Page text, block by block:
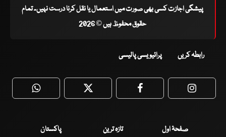
پیشگی اجازت کسی بھی صورت میں استعمال یا نقل کرنا درست نہیں۔ تمام
حقوق محفوظ ہیں © 2026
رابطہ کریں پرائیویسی پالیسی
WhatsApp Twitter Facebook
صفحۂ اول تازہ ترین پاکستان